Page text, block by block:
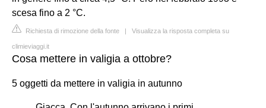
scesa fino a 2 °C.
Richiesta di rimozione della fonte | Visualizza la risposta completa su
climieviaggi.it
Cosa mettere in valigia a ottobre?
5 oggetti da mettere in valigia in autunno